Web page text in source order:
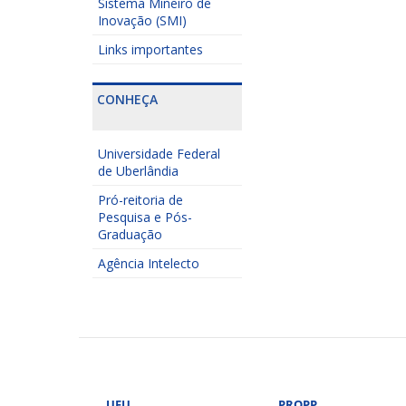
Inovação (SMI)
Links importantes
CONHEÇA
Universidade Federal
de Uberlândia
Pró-reitoria de
Pesquisa e Pós-
Graduação
Agência Intelecto